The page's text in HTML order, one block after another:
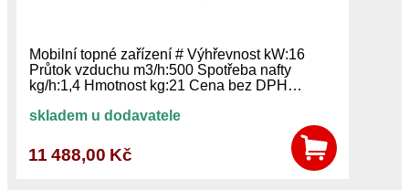
Mobilní topné zařízení # Výhřevnost kW:16
Průtok vzduchu m3/h:500 Spotřeba nafty
kg/h:1,4 Hmotnost kg:21 Cena bez DPH…
skladem u dodavatele
11 488,00 Kč